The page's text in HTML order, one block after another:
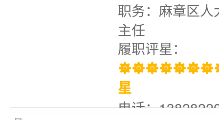
职务：麻章区人
主任
履职评星：
星
电话：